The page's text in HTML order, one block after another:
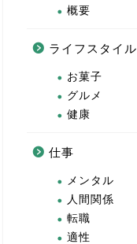
概要
ライフスタイル
お菓子
グルメ
健康
仕事
メンタル
人間関係
転職
適性